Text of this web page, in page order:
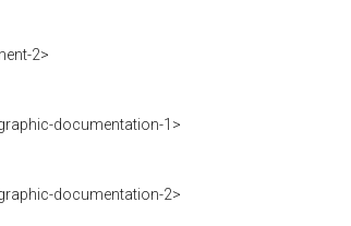
2>
documentation-1>
documentation-2>